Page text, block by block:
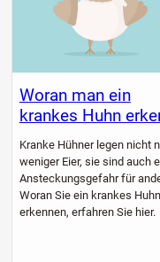
Woran man ein
krankes Huhn
Kranke Hühner legen nicht
weniger Eier, sie sind auch
Ansteckungsgefahr für
Woran Sie ein krankes Huhn
erkennen, erfahren Sie hier.